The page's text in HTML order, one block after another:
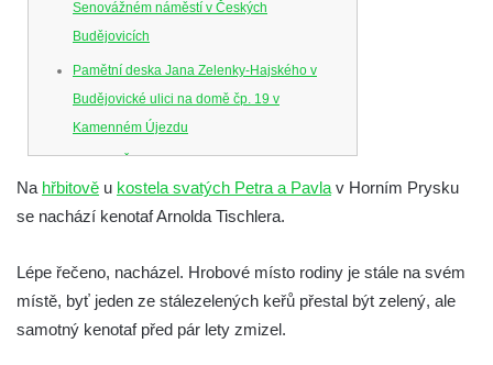
Senovážném náměstí v Českých
Budějovicích
Pamětní deska Jana Zelenky-Hajského v
Budějovické ulici na domě čp. 19 v
Kamenném Újezdu
Kamenném Újezdě
Kenotaf Václava B. Hájka na starém
Na hřbitově u kostela svatých Petra a Pavla v Horním Prysku
se nachází kenotaf Arnolda Tischlera.
Lépe řečeno, nacházel. Hrobové místo rodiny je stále na svém
místě, byť jeden ze stálezelených keřů přestal být zelený, ale
samotný kenotaf před pár lety zmizel.